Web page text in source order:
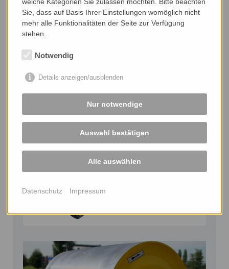
welche Kategorien Sie zulassen möchten. Bitte beachten
Sie, dass auf Basis Ihrer Einstellungen womöglich nicht
mehr alle Funktionalitäten der Seite zur Verfügung
stehen.
Notwendig
Details anzeigen/ausblenden
Nur notwendige
Auswahl bestätigen
Alle auswählen
Datenschutz Impressum